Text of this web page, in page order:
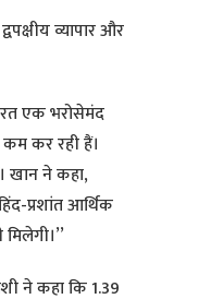
व्यापार और
एक भरोसेमंद
कम कर रही हैं।
खान ने कहा,
प्रशांत आर्थिक
ने कहा कि 1.39